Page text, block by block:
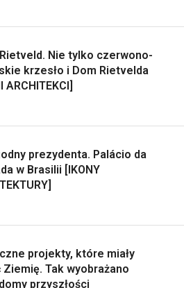
Nie tylko czerwono-
krzesło i Dom Rietvelda
ARCHITEKCI]
prezydenta. Palácio da
w Brasilii [IKONY
projekty, które miały
Ziemię. Tak wyobrażano
przyszłości